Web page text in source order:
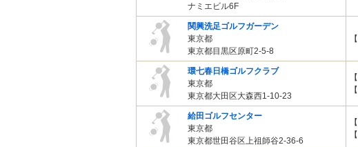
ナミエビル6F
関興洗足ゴルフガーデン
東京都
東京都目黒区原町2-5-8
環七春日橋ゴルフクラブ
東京都
東京都大田区大森西1-10-23
給田ゴルフセンター
東京都
東京都世田谷区上祖師谷2-36-6